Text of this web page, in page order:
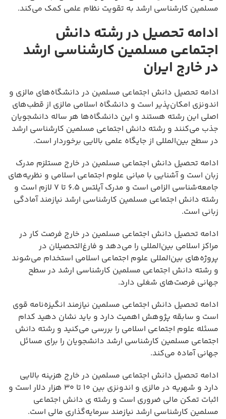
مسلمین کارشناسی ارشد به تقویت نظام علمی کمک می‌کند.
ادامه تحصیل در رشته دانش
اجتماعی مسلمین کارشناسی ارشد
در خارج ایران
ادامه تحصیل دانش اجتماعی مسلمین در دانشگاه‌های مالزی و
اندونزی امکان‌پذیر است و دانشگاه اسلامی مالزی از قطب‌های
اصلی این رشته هستند و این دانشگاه‌ها هر ساله دانشجویان
جذب می‌کنند و رشته دانش اجتماعی مسلمین کارشناسی ارشد
در سطح بین‌المللی از جایگاه علمی بالایی برخوردار است.
ادامه تحصیل دانش اجتماعی مسلمین در خارج مستلزم مدرک
زبان است و آشنایی با مبانی علوم اجتماعی اسلامی و نظریه‌های
جامعه‌شناسی الزامی است و مدرک آیلتس ۶.۵ تا ۷ لازم است و
رشته دانش اجتماعی مسلمین کارشناسی ارشد نیازمند آمادگی
زبانی است.
ادامه تحصیل دانش اجتماعی مسلمین در خارج فرصت کار در
مراکز اسلامی بین‌المللی را می‌دهد و فارغ‌التحصیلان در
پروژه‌های بین‌المللی علوم اجتماعی اسلامی استخدام می‌شوند
و رشته دانش اجتماعی مسلمین کارشناسی ارشد در سطح
جهانی فرصت‌های شغلی دارد.
ادامه تحصیل دانش اجتماعی مسلمین نیازمند انگیزه‌نامه قوی
است و سابقه پژوهش اهمیت دارد و باید نشان دهید کدام
مسئله علوم اجتماعی اسلامی را بررسی می‌کنید و رشته دانش
اجتماعی مسلمین کارشناسی ارشد دانشجویان را برای مسائل
جهانی آماده می‌کند.
ادامه تحصیل دانش اجتماعی مسلمین در خارج هزینه بالایی
دارد و شهریه در مالزی و اندونزی بین ۱۰ تا ۳۰ هزار دلار است و
اثبات تمکن مالی ضروری است و رشته ی دانش اجتماعی
مسلمین کارشناسی ارشد نیازمند سرمایه‌گذاری مالی است.